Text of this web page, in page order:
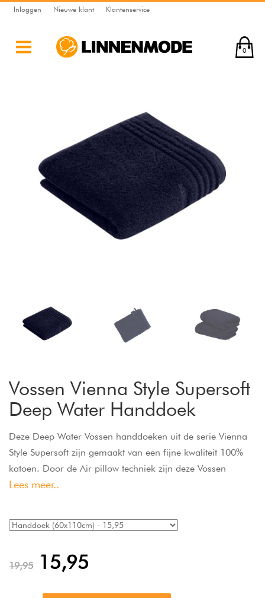
Inloggen Nieuwe klant Klantenservice
0
Vossen Vienna Style Supersoft
Deep Water Handdoek
Deze Deep Water Vossen handdoeken uit de serie Vienna
Style Supersoft zijn gemaakt van een fijne kwaliteit 100%
katoen. Door de Air pillow techniek zijn deze Vossen
handdoeken extra vol en lekker zacht. Het klassieke design
handdoeken. De hoge kwaliteit en absorptievermogen
geven een bijzonder aangenaam en luchtig gevoel aan de
Lees meer..
19,95 15,95